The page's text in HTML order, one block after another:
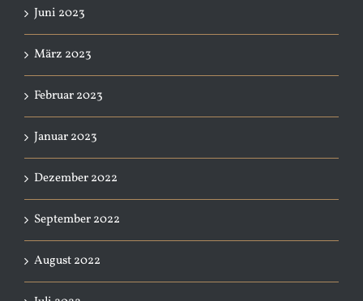
Juni 2023
März 2023
Februar 2023
Januar 2023
Dezember 2022
September 2022
August 2022